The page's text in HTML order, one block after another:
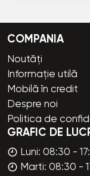
COMPANIA
Noutăți
Informație utilă
Mobilă în credit
Despre noi
Politica de
GRAFIC DE
Luni: 08:30 -
Marti: 08:30 -